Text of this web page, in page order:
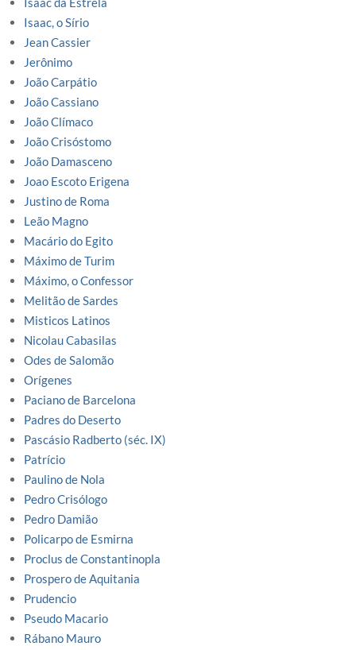
Isaac, o Sírio
Jean Cassier
Jerônimo
João Carpátio
João Cassiano
João Clímaco
João Crisóstomo
João Damasceno
Joao Escoto Erigena
Justino de Roma
Leão Magno
Macário do Egito
Máximo de Turim
Máximo, o Confessor
Melitão de Sardes
Misticos Latinos
Nicolau Cabasilas
Odes de Salomão
Orígenes
Paciano de Barcelona
Padres do Deserto
Pascásio Radberto (séc. IX)
Patrício
Paulino de Nola
Pedro Crisólogo
Pedro Damião
Policarpo de Esmirna
Proclus de Constantinopla
Prospero de Aquitania
Prudencio
Pseudo Macario
Rábano Mauro